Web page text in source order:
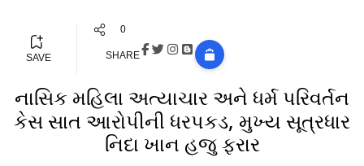
SAVE
0
SHARE
નાસિક મહિલા અત્યાચાર અને ધર્મ પરિવર્તન
કેસ સાત આરોપીની ધરપકડ, મુખ્ય સૂત્રધાર
નિદા ખાન હજુ ફરાર